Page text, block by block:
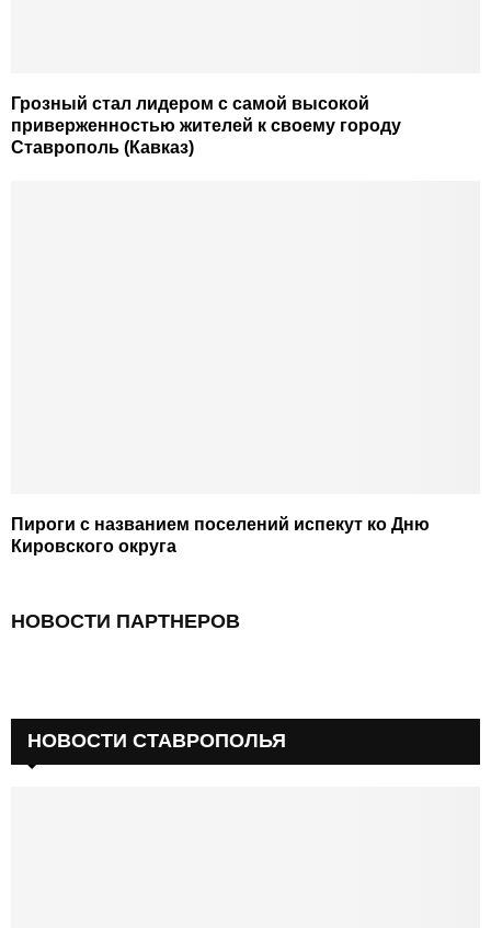
Грозный стал лидером с самой высокой
приверженностью жителей к своему городу
Ставрополь (Кавказ)
Пироги с названием поселений испекут ко Дню
Кировского округа
НОВОСТИ ПАРТНЕРОВ
НОВОСТИ СТАВРОПОЛЬЯ